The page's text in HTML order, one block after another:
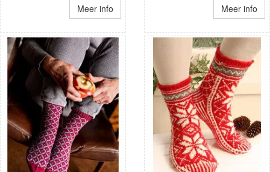
Meer info Meer info